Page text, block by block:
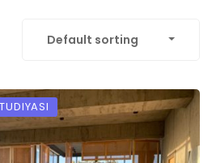
Default sorting